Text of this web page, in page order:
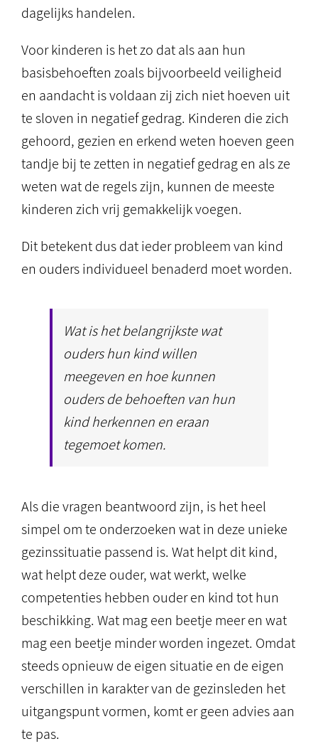
dagelijks handelen.
Voor kinderen is het zo dat als aan hun
basisbehoeften zoals bijvoorbeeld veiligheid
en aandacht is voldaan zij zich niet hoeven uit
te sloven in negatief gedrag. Kinderen die zich
gehoord, gezien en erkend weten hoeven geen
tandje bij te zetten in negatief gedrag en als ze
weten wat de regels zijn, kunnen de meeste
kinderen zich vrij gemakkelijk voegen.
Dit betekent dus dat ieder probleem van kind
en ouders individueel benaderd moet worden.
Wat is het belangrijkste wat
ouders hun kind willen
meegeven en hoe kunnen
ouders de behoeften van hun
kind herkennen en eraan
tegemoet komen.
Als die vragen beantwoord zijn, is het heel
simpel om te onderzoeken wat in deze unieke
gezinssituatie passend is. Wat helpt dit kind,
wat helpt deze ouder, wat werkt, welke
competenties hebben ouder en kind tot hun
beschikking. Wat mag een beetje meer en wat
mag een beetje minder worden ingezet. Omdat
steeds opnieuw de eigen situatie en de eigen
verschillen in karakter van de gezinsleden het
uitgangspunt vormen, komt er geen advies aan
te pas.